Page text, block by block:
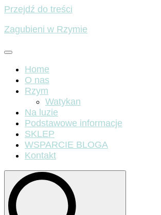
Przejdź do treści
Zagubieni w Rzymie
Home
O nas
Rzym
Watykan
Na luzie
Podstawowe informacje
SKLEP
WSPARCIE BLOGA
Kontakt